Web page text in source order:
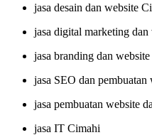
jasa desain dan website
jasa digital marketing
jasa branding dan
jasa SEO dan pembuatan
jasa pembuatan website
jasa IT Cimahi